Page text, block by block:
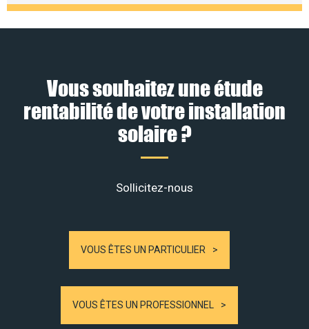
Vous souhaitez une étude
rentabilité de votre installation
solaire ?
Sollicitez-nous
VOUS ÊTES UN PARTICULIER
VOUS ÊTES UN PROFESSIONNEL